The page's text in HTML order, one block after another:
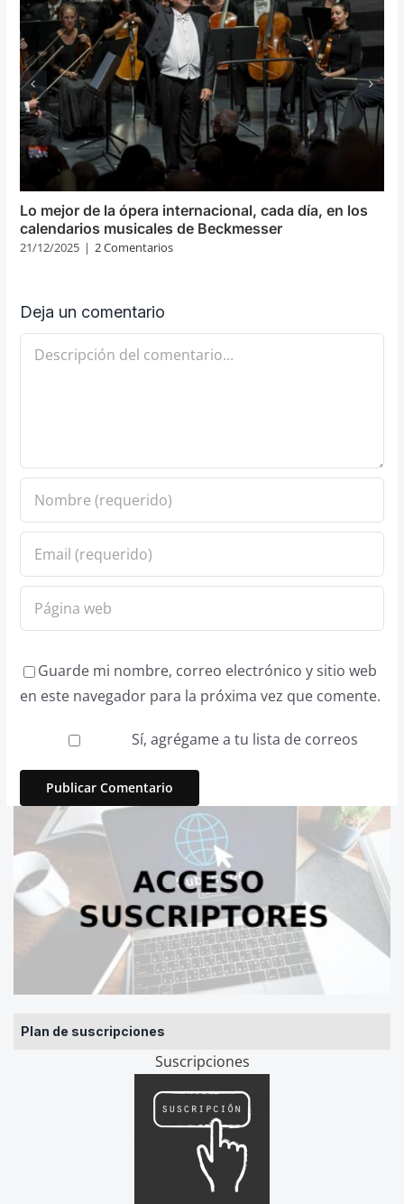
Plan de suscripciones
Suscripciones
Lo mejor de la ópera internacional, cada día, en los
calendarios musicales de Beckmesser
21/12/2025 | 2 Comentarios
Deja un comentario
Comentario
Guarde mi nombre, correo electrónico y sitio web
en este navegador para la próxima vez que comente.
Sí, agrégame a tu lista de correos